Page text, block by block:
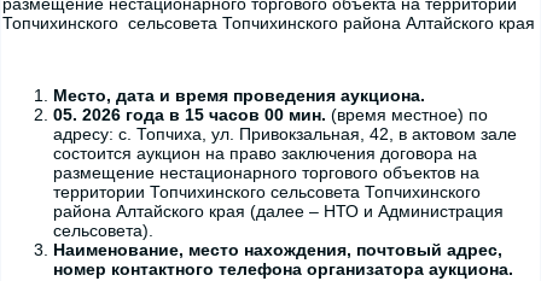
Топчихинского сельсовета Топчихинского района Алтайского края
Место, дата и время проведения аукциона.
05. 2026 года в 15 часов 00 мин. (время местное) по
адресу: с. Топчиха, ул. Привокзальная, 42, в актовом зале
состоится аукцион на право заключения договора на
размещение нестационарного торгового объектов на
территории Топчихинского сельсовета Топчихинского
района Алтайского края (далее – НТО и Администрация
сельсовета).
Наименование, место нахождения, почтовый адрес,
номер контактного телефона организатора аукциона.